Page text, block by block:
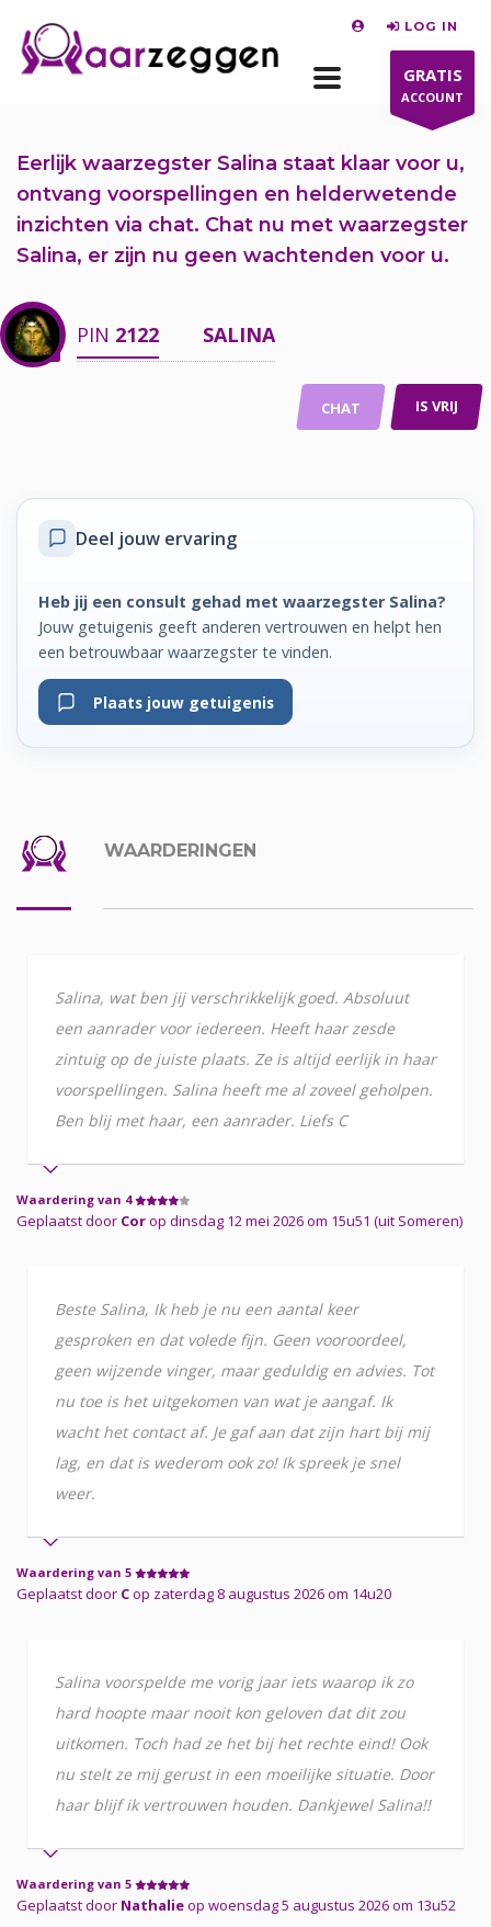
LOG IN
GRATIS
ACCOUNT
Eerlijk waarzegster Salina staat klaar voor u,
ontvang voorspellingen en helderwetende
inzichten via chat. Chat nu met waarzegster
Salina, er zijn nu geen wachtenden voor u.
PIN 2122 SALINA
CHAT IS VRIJ
Deel jouw ervaring
Heb jij een consult gehad met waarzegster Salina?
Jouw getuigenis geeft anderen vertrouwen en helpt hen
een betrouwbaar waarzegster te vinden.
Plaats jouw getuigenis
WAARDERINGEN
Salina, wat ben jij verschrikkelijk goed. Absoluut
een aanrader voor iedereen. Heeft haar zesde
zintuig op de juiste plaats. Ze is altijd eerlijk in haar
voorspellingen. Salina heeft me al zoveel geholpen.
Ben blij met haar, een aanrader. Liefs C
Waardering van 4
Geplaatst door Corop dinsdag 12 mei 2026 om 15u51 (uit Someren)
Beste Salina, Ik heb je nu een aantal keer
gesproken en dat volede fijn. Geen vooroordeel,
geen wijzende vinger, maar geduldig en advies. Tot
nu toe is het uitgekomen van wat je aangaf. Ik
wacht het contact af. Je gaf aan dat zijn hart bij mij
lag, en dat is wederom ook zo! Ik spreek je snel
weer.
Waardering van 5
Geplaatst door Cop zaterdag 8 augustus 2026 om 14u20
Salina voorspelde me vorig jaar iets waarop ik zo
hard hoopte maar nooit kon geloven dat dit zou
uitkomen. Toch had ze het bij het rechte eind! Ook
nu stelt ze mij gerust in een moeilijke situatie. Door
haar blijf ik vertrouwen houden. Dankjewel Salina!!
Waardering van 5
Geplaatst door Nathalieop woensdag 5 augustus 2026 om 13u52